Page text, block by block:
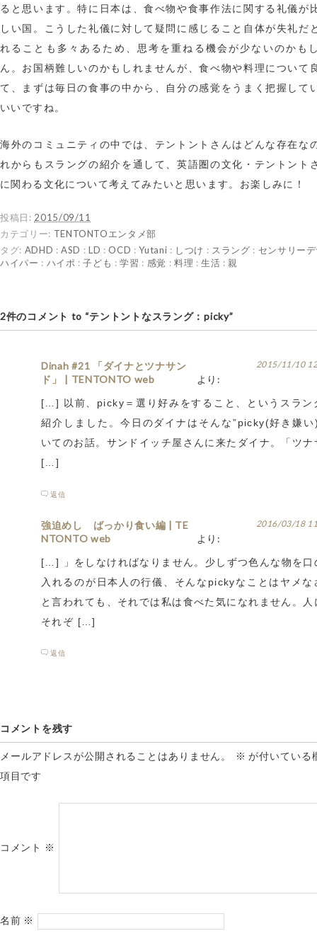
ると思います。特に日本は、食べ物や食事作法に関する礼儀が
しい国。こうした礼儀に対して疑問に感じること自体が失礼だ
れることも多々あるため、思考を重ねる機会が少ないのかも
ん。お国柄難しいのかもしれませんが、食べ物や料理について
て、まずは毎日の食事の中から、自分の感覚をうまく把握して
いいですね。
海外のコミュニティの中では、テントントさんはどんな存在な
れからもスラングの紹介を通して、英語圏の文化・テントント
に関わる文化について考えてみたいと思います。お楽しみに！
投稿日: 2015/09/11
カテゴリー: TENTONTOエンタメ部
タグ: ADHD :ASD :LD :OCD :Yutani : しつけ : スラング : センサリー
ハイパー : ハイポ :子ども :学習 : 感覚 : 料理 :生活 : 親
2件のコメント to “テントントなスラング：picky”
Dinah #21 「ダイナとツナサン
ド」 | TENTONTO web
より:
2015/11/10
[…] 以前、picky＝選り好みをすること、というスラン
紹介しました。今日のダイナはそんな”picky(好き嫌い
いてのお話。サンドイッチ屋さんに来たダイナ。「ツナ
[…]
返信
強迫めし ばっかり食い編 | TE
NTONTO web
より:
2016/03/18
[…] 」をしなければなりません。少しずつ色んな物を口
入れるのが日本人の行儀、そんなpickyなことはヤメな
と言われても、それでは私は食べた気になれません。人
それぞ […]
返信
コメントを残す
メールアドレスが公開されることはありません。 ※ が付いている
項目です
コメント ※
名前 ※